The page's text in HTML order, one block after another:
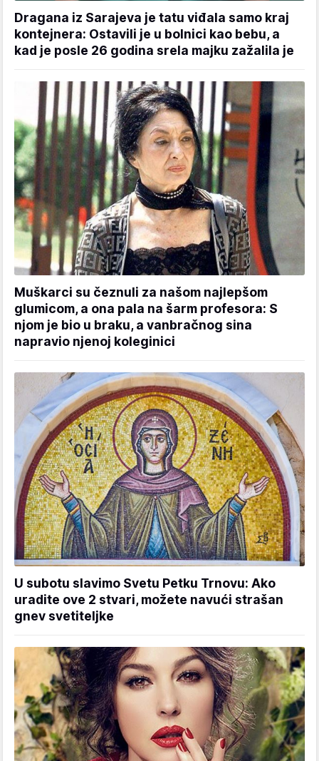
Dragana iz Sarajeva je tatu viđala samo kraj
kontejnera: Ostavili je u bolnici kao bebu, a
kad je posle 26 godina srela majku zažalila je
Muškarci su čeznuli za našom najlepšom
glumicom, a ona pala na šarm profesora: S
njom je bio u braku, a vanbračnog sina
napravio njenoj koleginici
U subotu slavimo Svetu Petku Trnovu: Ako
uradite ove 2 stvari, možete navući strašan
gnev svetiteljke